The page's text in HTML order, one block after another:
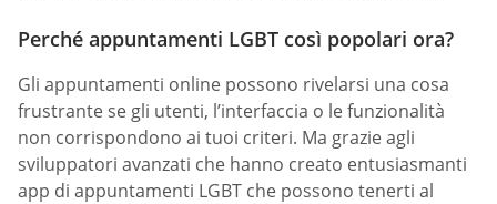
Perché appuntamenti LGBT così popolari ora?
Gli appuntamenti online possono rivelarsi una cosa
frustrante se gli utenti, l’interfaccia o le funzionalità
non corrispondono ai tuoi criteri. Ma grazie agli
sviluppatori avanzati che hanno creato entusiasmanti
app di appuntamenti LGBT che possono tenerti al